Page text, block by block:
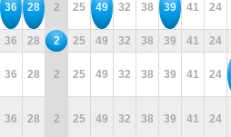
36 28 2 25 49 32 38 39 41 24
36 28 2 25 49 32 38 39 41 24
36 28 2 25 49 32 38 39 41 24
36 28 2 25 49 32 38 39 41 24